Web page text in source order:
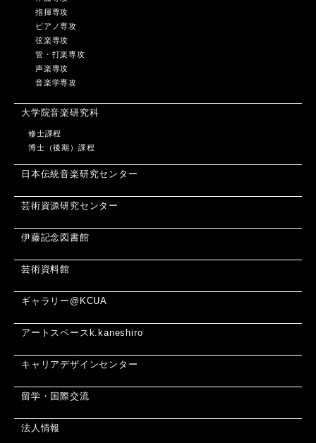
指揮専攻
ピアノ専攻
弦楽専攻
管・打楽専攻
声楽専攻
音楽学専攻
大学院音楽研究科
修士課程
博士（後期）課程
日本伝統音楽研究センター
芸術資源研究センター
伊藤記念図書館
芸術資料館
ギャラリー@KCUA
アートスペースk.kaneshiro
キャリアデザインセンター
留学・国際交流
法人情報